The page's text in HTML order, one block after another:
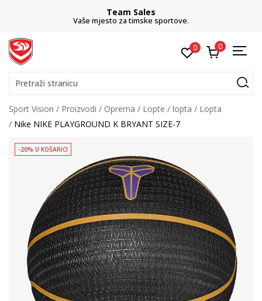
Team Sales
Vaše mjesto za timske sportove.
0 0
Pretraži stranicu
Sport Vision Proizvodi Oprema Lopte lopta
Lopta
Nike NIKE PLAYGROUND K BRYANT SIZE-7
-20% U KOŠARICI